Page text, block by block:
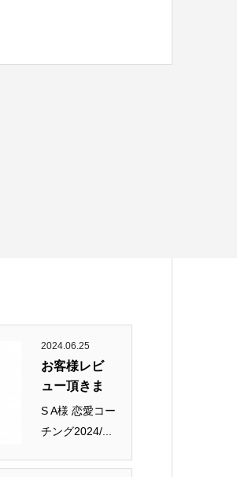
2024.06.25
お客様レビ
ュー頂きま
し...
S A様 恋愛コー
チング2024/...